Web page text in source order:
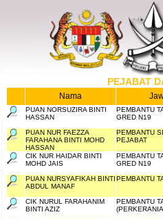
PEJABAT
Nama
PUAN NORSUZIRA BINTI
HASSAN
PEMBANTU
GRED N19
PUAN NUR FAEZZA
FARAHANA BINTI MOHD
HASSAN
PEMBANTU
PEJABAT
CIK NUR HAIDAR BINTI
MOHD JAIS
PEMBANTU
GRED N19
PUAN NURSYAFIKAH BINTI
ABDUL MANAF
PEMBANTU
CIK NURUL FARAHANIM
BINTI AZIZ
PEMBANTU